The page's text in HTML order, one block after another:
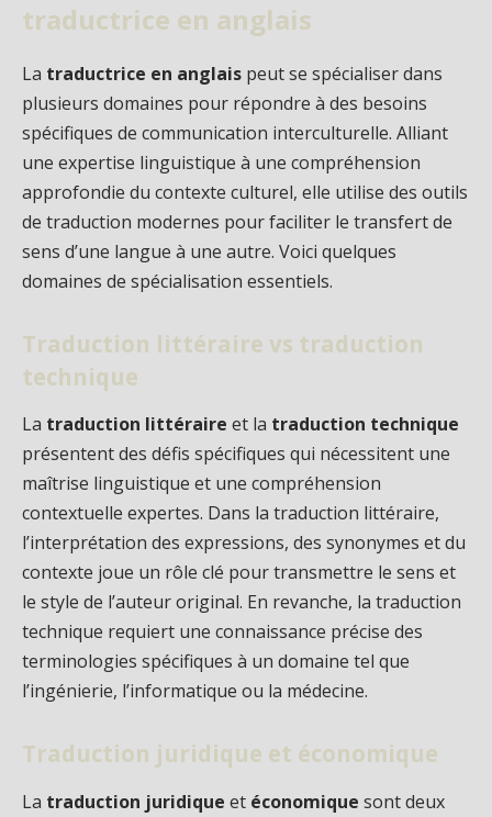
traductrice en anglais
La traductrice en anglais peut se spécialiser dans
plusieurs domaines pour répondre à des besoins
spécifiques de communication interculturelle. Alliant
une expertise linguistique à une compréhension
approfondie du contexte culturel, elle utilise des outils
de traduction modernes pour faciliter le transfert de
sens d’une langue à une autre. Voici quelques
domaines de spécialisation essentiels.
Traduction littéraire vs traduction
technique
La traduction littéraire et la traduction technique
présentent des défis spécifiques qui nécessitent une
maîtrise linguistique et une compréhension
contextuelle expertes. Dans la traduction littéraire,
l’interprétation des expressions, des synonymes et du
contexte joue un rôle clé pour transmettre le sens et
le style de l’auteur original. En revanche, la traduction
technique requiert une connaissance précise des
terminologies spécifiques à un domaine tel que
l’ingénierie, l’informatique ou la médecine.
Traduction juridique et économique
La traduction juridique et économique sont deux